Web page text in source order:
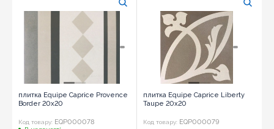
плитка Equipe Caprice Provence
Border 20x20
Код товару: EQP000078
плитка Equipe Caprice Liberty
Taupe 20x20
Код товару: EQP000079